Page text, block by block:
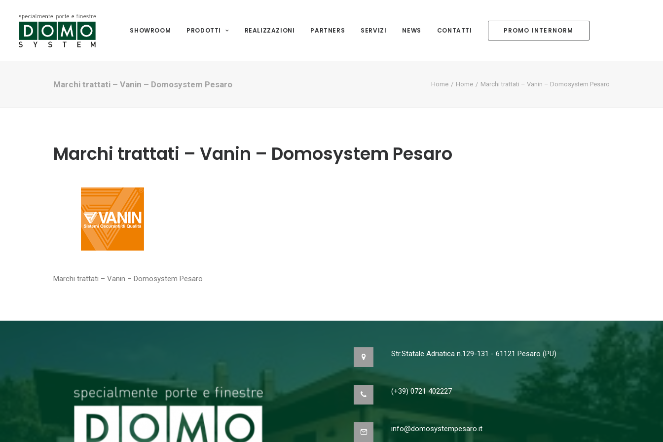
SHOWROOM PRODOTTI REALIZZAZIONI PARTNERS SERVIZI NEWS CONTATTI PROMO INTERNORM
Marchi trattati – Vanin – Domosystem Pesaro Home Home Marchi trattati – Vanin – Domosystem Pesaro
Marchi trattati – Vanin – Domosystem Pesaro
Marchi trattati – Vanin – Domosystem Pesaro
Str.Statale Adriatica n.129-131 - 61121 Pesaro (PU)
(+39) 0721 402227
info@domosystempesaro.it